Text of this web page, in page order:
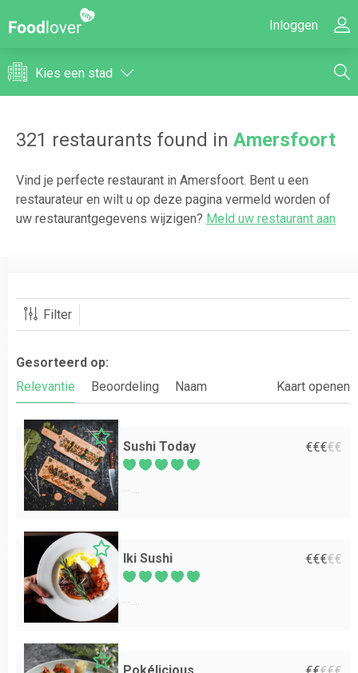
Inloggen
Kies een stad
321 restaurants found in Amersfoort
Vind je perfecte restaurant in Amersfoort. Bent u een
restaurateur en wilt u op deze pagina vermeld worden of
uw restaurantgegevens wijzigen? Meld uw restaurant aan
Filter
Gesorteerd op:
Relevantie
Beoordeling Naam Kaart openen
Sushi Today €€€€€
Iki Sushi €€€€€